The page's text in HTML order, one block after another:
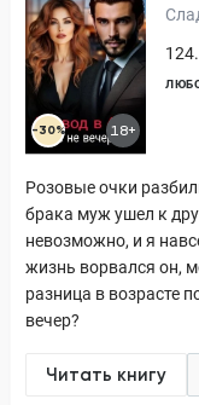
-30% 18+
Розовые очки
брака муж ушел к
невозможно, и я
жизнь ворвался он,
разница в возрасте
вечер?
Читать книгу